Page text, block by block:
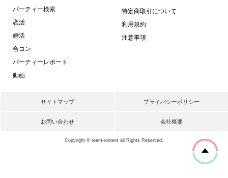
パーティー検索
恋活
婚活
合コン
パーティーレポート
動画
特定商取引について
利用規約
注意事項
サイトマップ プライバシーポリシー
お問い合わせ 会社概要
Copyright © team-rooters all Rights Reserved.